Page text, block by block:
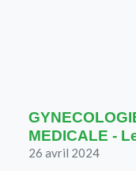
MEDICALE -
26 avril 2024